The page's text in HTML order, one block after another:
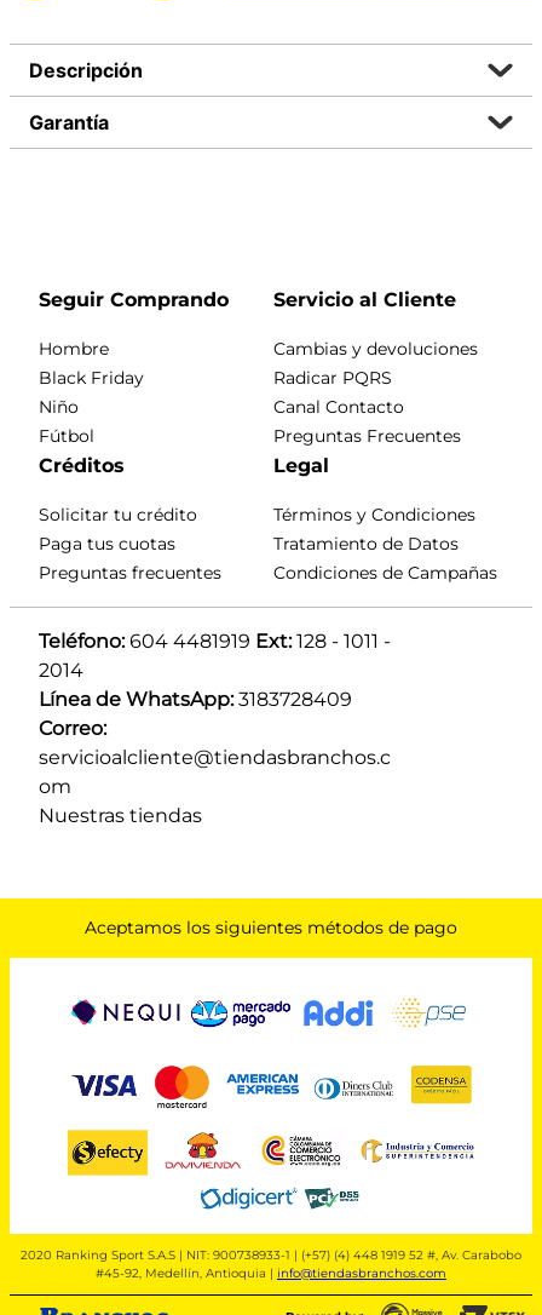
Descripción
Garantía
Seguir Comprando
Hombre
Black Friday
Niño
Fútbol
Servicio al Cliente
Cambias y devoluciones
Radicar PQRS
Canal Contacto
Preguntas Frecuentes
Créditos
Solicitar tu crédito
Paga tus cuotas
Preguntas frecuentes
Legal
Términos y Condiciones
Tratamiento de Datos
Condiciones de Campañas
Teléfono: 604 4481919 Ext: 128 - 1011 -
2014
Línea de WhatsApp: 3183728409
Correo:
servicioalcliente@tiendasbranchos.c
om
Nuestras tiendas
Aceptamos los siguientes métodos de pago
2020 Ranking Sport S.A.S | NIT: 900738933-1 | (+57) (4) 448 1919 52 #, Av. Carabobo
#45-92, Medellín, Antioquia | info@tiendasbranchos.com